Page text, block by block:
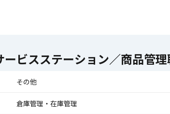
ビスステーション／商品管理
その他
倉庫管理・在庫管理